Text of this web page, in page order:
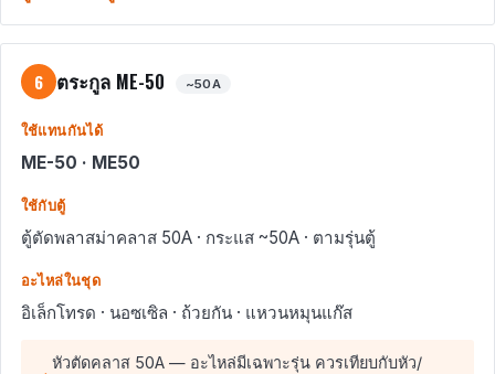
6 ตระกูล ME-50 ~50A
ใช้แทนกันได้
ME-50 · ME50
ใช้กับตู้
ตู้ตัดพลาสม่าคลาส 50A · กระแส ~50A · ตามรุ่นตู้
อะไหล่ในชุด
อิเล็กโทรด · นอซเซิล · ถ้วยกัน · แหวนหมุนแก๊ส
หัวตัดคลาส 50A — อะไหล่มีเฉพาะรุ่น ควรเทียบกับหัว/